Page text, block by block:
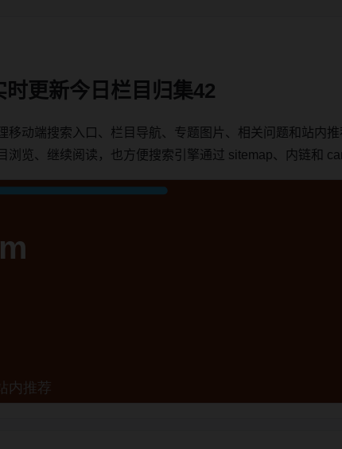
更新今日栏目归集42
动端搜索入口、栏目导航、专题图片、相关问题和站内推
览、继续阅读，也方便搜索引擎通过 sitemap、内链和